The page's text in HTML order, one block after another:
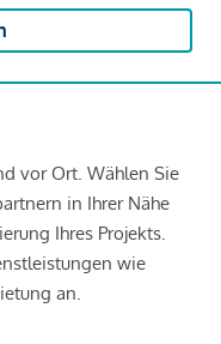
vor Ort. Wählen Sie
in Ihrer Nähe
Ihres Projekts.
wie
an.